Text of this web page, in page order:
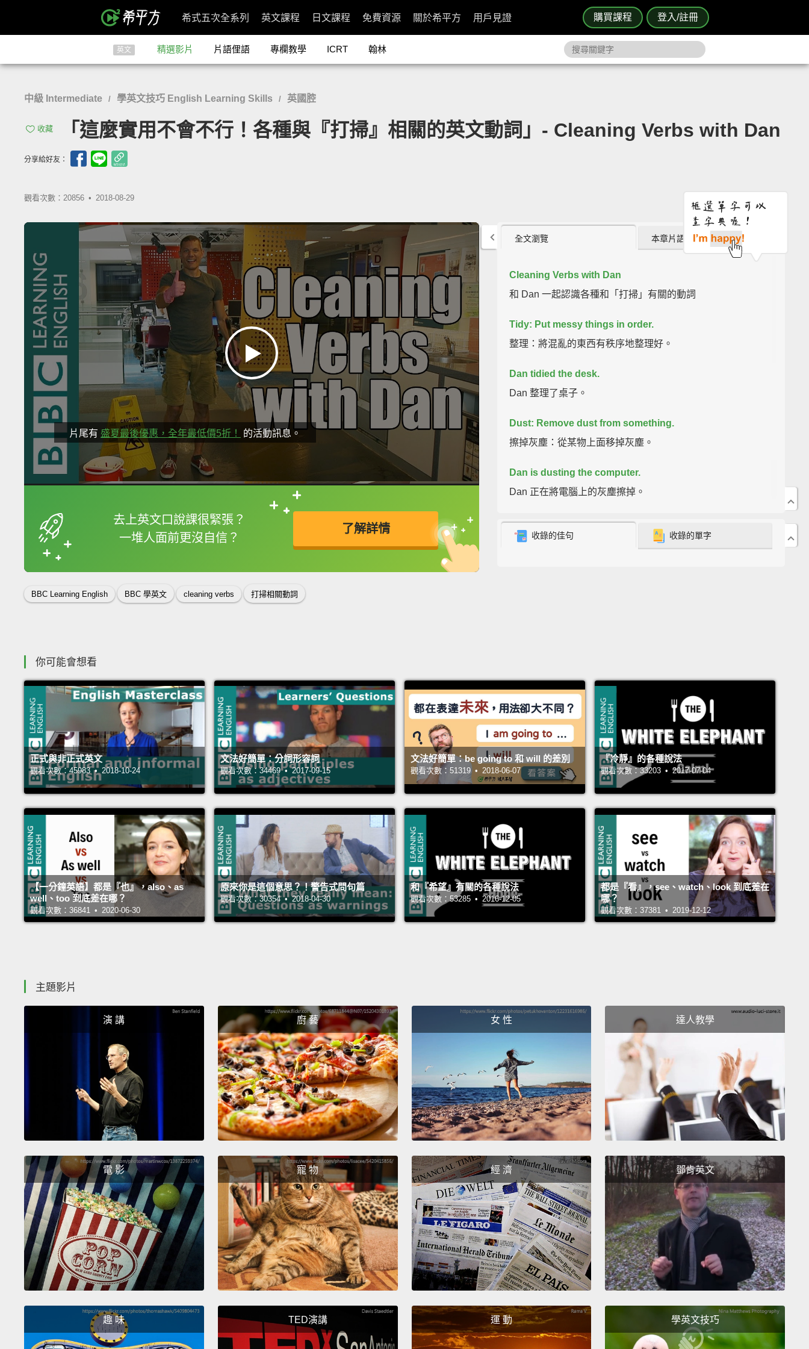
購買課程 登入/註冊
希式五次全系列 英文課程 日文課程 免費資源 關於希平方 用戶見證
英文 精選影片 片語俚語 專欄教學 ICRT 翰林
中級 Intermediate / 學英文技巧 English Learning Skills / 英國腔
收藏 「這麼實用不會不行！各種與『打掃』相關的英文動詞」- Cleaning Verbs with Dan
分享給好友：
觀看次數：20856 • 2018-08-29
片尾有 盛夏最後優惠，全年最低價5折！ 的活動訊息。
去上英文口說課很緊張？
一堆人面前更沒自信？
了解詳情
框選或點兩下字幕可以直接查字典喔！
英
BBC Learning English BBC 學英文 cleaning verbs 打掃相關動詞
全文瀏覽 本章片語 (2)
Cleaning Verbs with Dan
和 Dan 一起認識各種和「打掃」有關的動詞
Tidy: Put messy things in order.
整理：將混亂的東西有秩序地整理好。
Dan tidied the desk.
Dan 整理了桌子。
Dust: Remove dust from something.
擦掉灰塵：從某物上面移掉灰塵。
Dan is dusting the computer.
Dan 正在將電腦上的灰塵擦掉。
Polish: Rub something to make it shine.
擦亮：擦拭某樣東西，使它閃閃發亮。
Dan 一直在拖地板。
Put your feet up: Relax.
休息：放鬆休息。
Dan will finally put his feet up.
Dan 終於可以休息了。
收錄的佳句 收錄的單字
你可能會想看
正式與非正式英文
觀看次數：45983 • 2018-10-24
文法好簡單：分詞形容詞
觀看次數：34469 • 2017-09-15
文法好簡單：be going to 和 will 的差別
觀看次數：51319 • 2018-06-07
『冷靜』的各種說法
觀看次數：33203 • 2017-07-04
【一分鐘英語】都是『也』，also、as
well、too 到底差在哪？
觀看次數：36841 • 2020-06-30
原來你是這個意思？！警告式問句篇
觀看次數：30354 • 2018-04-30
和『希望』有關的各種說法
觀看次數：53285 • 2016-12-05
都是『看』，see、watch、look 到底差在
哪？
觀看次數：37381 • 2019-12-12
主題影片
演 講 廚 藝 女 性 達人教學
電 影 寵 物 經 濟 鄧肯英文
趣 味 TED演講 運 動 學英文技巧